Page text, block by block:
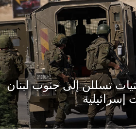
تسللن إلى جنوب لبنان
إسرائيلية